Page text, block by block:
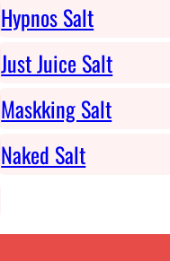
Hypnos Salt
Just Juice Salt
Maskking Salt
Naked Salt